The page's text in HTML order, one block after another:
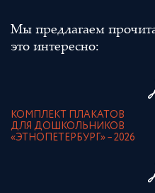
Мы предлагаем
это интересно:
КОМПЛЕКТ ПЛАКАТОВ
ДЛЯ ДОШКОЛЬНИКОВ
«ЭТНОПЕТЕРБУРГ» – 2026